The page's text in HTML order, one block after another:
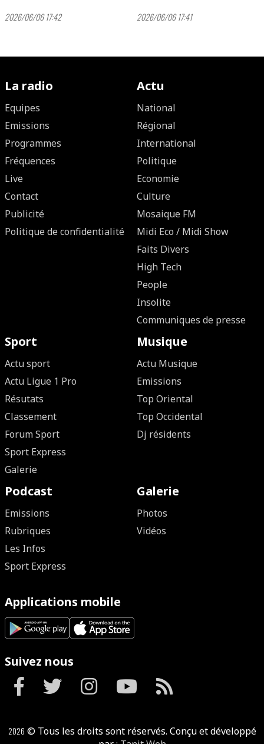
2026/06/06 17:42 2026/06/06 17:41
La radio
Equipes
Emissions
Programmes
Fréquences
Live
Contact
Publicité
Politique de confidentialité
Actu
National
Régional
International
Politique
Economie
Culture
Mosaique FM
Midi Eco / Midi Show
Faits Divers
High Tech
People
Insolite
Communiques de presse
Sport
Actu sport
Actu Ligue 1 Pro
Résutats
Classement
Forum Sport
Sport Express
Galerie
Musique
Actu Musique
Emissions
Top Oriental
Top Occidental
Dj résidents
Podcast
Emissions
Rubriques
Les Infos
Sport Express
Galerie
Photos
Vidéos
Applications mobile
Suivez nous
2026 © Tous les droits sont réservés. Conçu et développé